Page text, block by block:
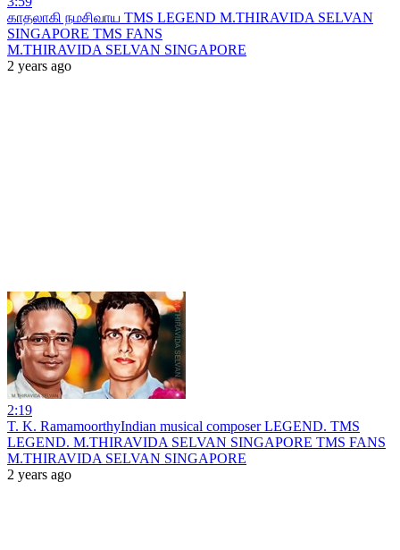
காதலாகி நமசிவாய TMS LEGEND M.THIRAVIDA SELVAN
SINGAPORE TMS FANS
M.THIRAVIDA SELVAN SINGAPORE
2 years ago
2:19
T. K. RamamoorthyIndian musical composer LEGEND. TMS
LEGEND. M.THIRAVIDA SELVAN SINGAPORE TMS FANS
M.THIRAVIDA SELVAN SINGAPORE
2 years ago